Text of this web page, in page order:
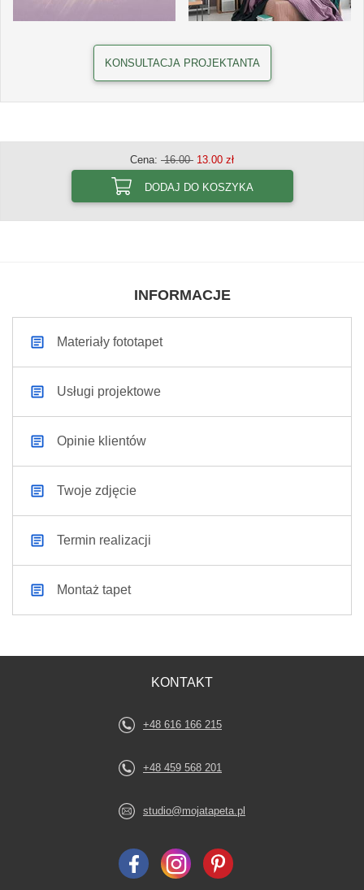
KONSULTACJA PROJEKTANTA
Cena: 16.00 13.00 zł
DODAJ DO KOSZYKA
INFORMACJE
Materiały fototapet
Usługi projektowe
Opinie klientów
Twoje zdjęcie
Termin realizacji
Montaż tapet
KONTAKT
+48 616 166 215
+48 459 568 201
studio@mojatapeta.pl